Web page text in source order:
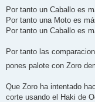
Por tanto un Caballo es
Por tanto una Moto es
Por tanto un Caballo es
Por tanto las
pones palote con Zoro
Que Zoro ha intentado
corte usando el Haki de